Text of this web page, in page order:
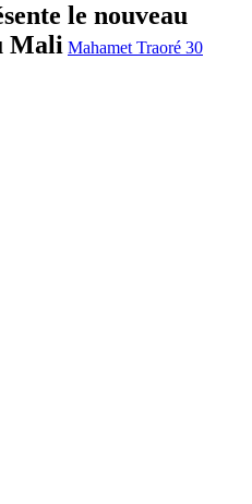
le nouveau
Mali Mahamet Traoré 30